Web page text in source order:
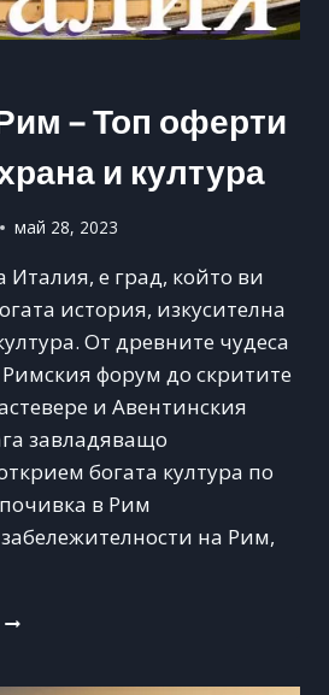
– Топ оферти
и култура
май 28, 2023
Италия, е град, който ви
история, изкусителна
От древните чудеса
форум до скритите
и Авентинския
завладяващо
богата култура по
в Рим
на Рим,